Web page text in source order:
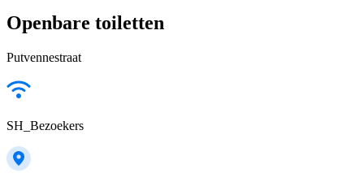
Openbare toiletten
Putvennestraat
SH_Bezoekers